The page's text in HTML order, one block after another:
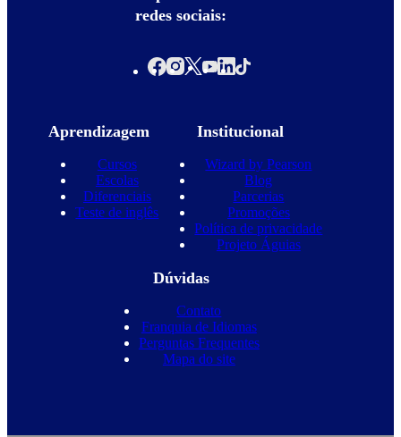
redes sociais:
Aprendizagem
Cursos
Escolas
Diferenciais
Teste de inglês
Institucional
Wizard by Pearson
Blog
Parcerias
Promoções
Política de privacidade
Projeto Águias
Dúvidas
Contato
Franquia de Idiomas
Perguntas Frequentes
Mapa do site